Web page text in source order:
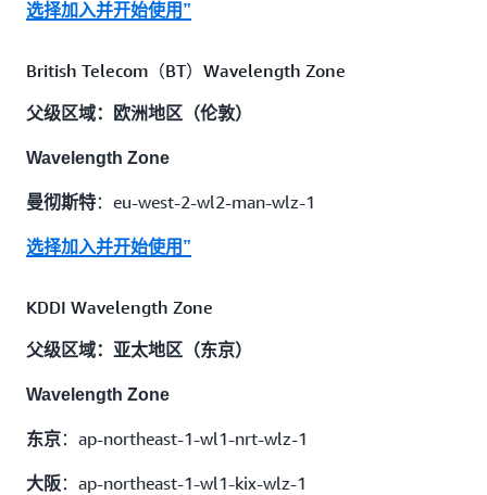
选择加入并开始使用”
British Telecom（BT）Wavelength Zone
父级区域：欧洲地区（伦敦）
Wavelength Zone
曼彻斯特：eu-west-2-wl2-man-wlz-1
选择加入并开始使用”
KDDI Wavelength Zone
父级区域：亚太地区（东京）
Wavelength Zone
东京：ap-northeast-1-wl1-nrt-wlz-1
大阪：ap-northeast-1-wl1-kix-wlz-1